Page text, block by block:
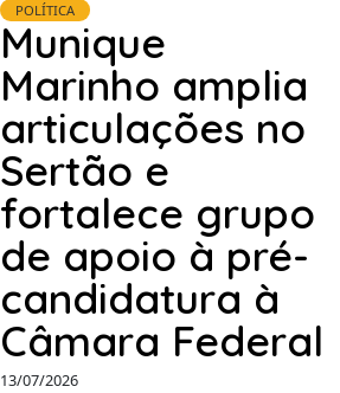
POLÍTICA
Munique
Marinho amplia
articulações no
Sertão e
fortalece grupo
de apoio à pré-
candidatura à
Câmara Federal
13/07/2026